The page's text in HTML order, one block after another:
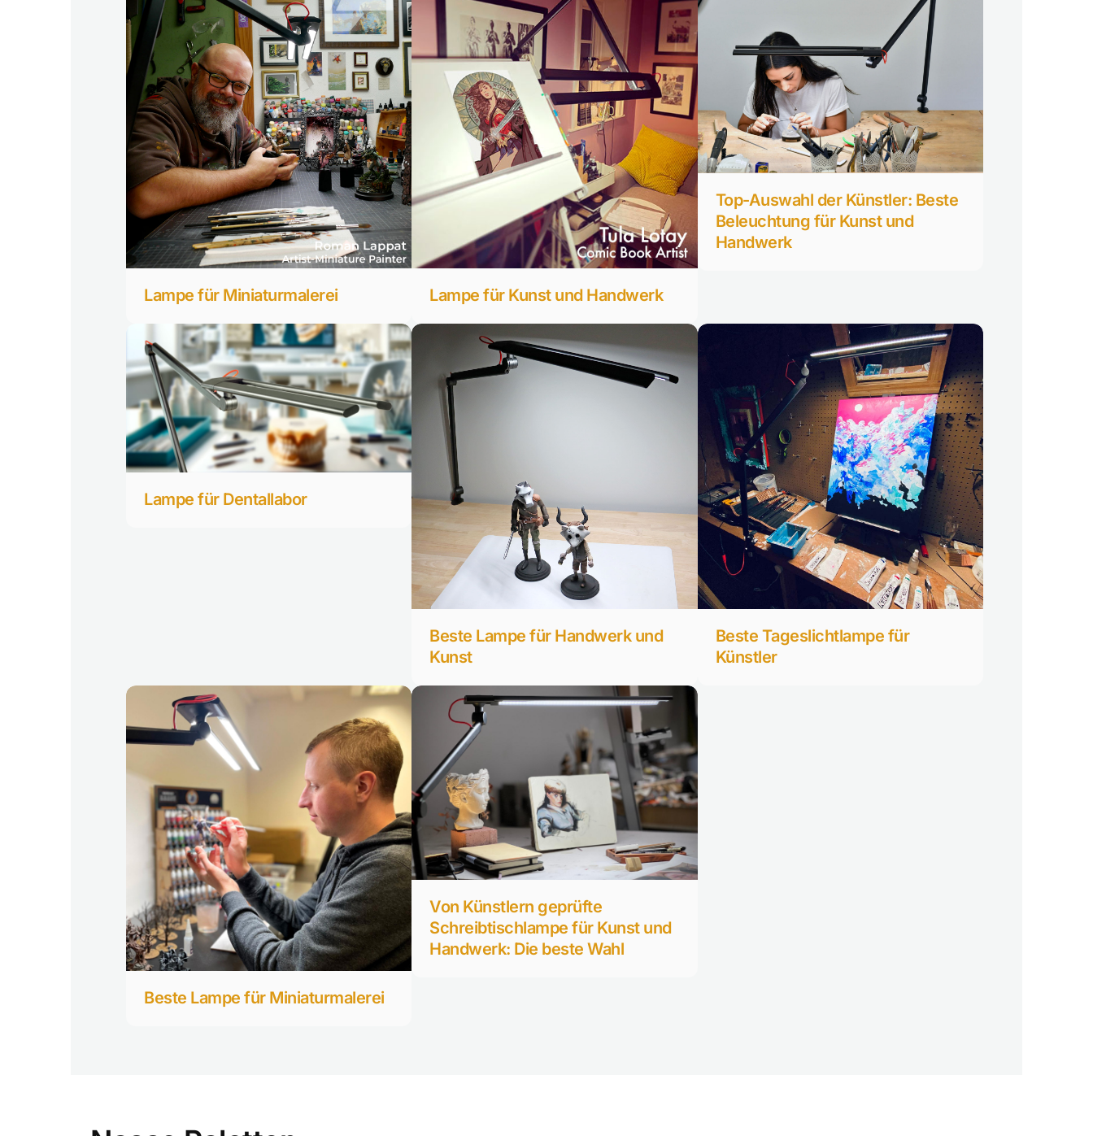
Lampe für Miniaturmalerei Lampe für Kunst und Handwerk
Top-Auswahl der Künstler: Beste
Beleuchtung für Kunst und
Handwerk
Lampe für Dentallabor
Beste Lampe für Handwerk und
Kunst
Beste Tageslichtlampe für
Künstler
Beste Lampe für Miniaturmalerei
Von Künstlern geprüfte
Schreibtischlampe für Kunst und
Handwerk: Die beste Wahl